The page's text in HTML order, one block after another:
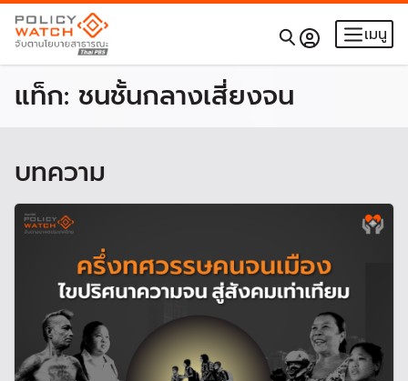
เมนู
แท็ก: ชนชั้นกลางเสี่ยงจน
บทความ